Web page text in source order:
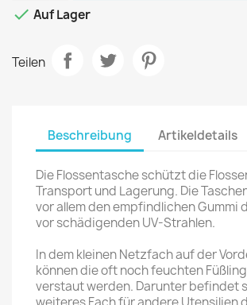
 Auf Lager
Teilen
Beschreibung Artikeldetails
Die Flossentasche schützt die
Transport und Lagerung. Die
vor allem den empfindlichen Gummi
vor schädigenden UV-Strahlen.
In dem kleinen Netzfach auf der
können die oft noch feuchten
verstaut werden. Darunter befindet